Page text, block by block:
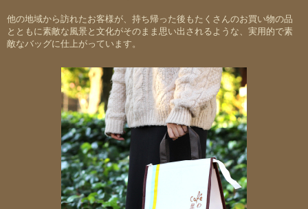
他の地域から訪れたお客様が、持ち帰った後もたくさんのお買い物の品
とともに素敵な風景と文化がそのまま思い出されるような、実用的で素
敵なバッグに仕上がっています。